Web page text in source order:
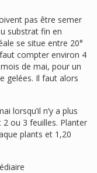
pas être semer
substrat fin en
se situe entre 20°
compter environ 4
de mai, pour un
gelées. Il faut alors
lorsqu’il n’y a plus
ou 3 feuilles. Planter
plants et 1,20